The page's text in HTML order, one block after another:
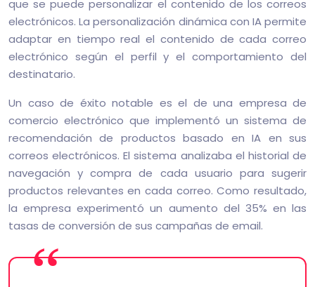
que se puede personalizar el contenido de los correos
electrónicos. La personalización dinámica con IA permite
adaptar en tiempo real el contenido de cada correo
electrónico según el perfil y el comportamiento del
destinatario.
Un caso de éxito notable es el de una empresa de
comercio electrónico que implementó un sistema de
recomendación de productos basado en IA en sus
correos electrónicos. El sistema analizaba el historial de
navegación y compra de cada usuario para sugerir
productos relevantes en cada correo. Como resultado,
la empresa experimentó un aumento del 35% en las
tasas de conversión de sus campañas de email.